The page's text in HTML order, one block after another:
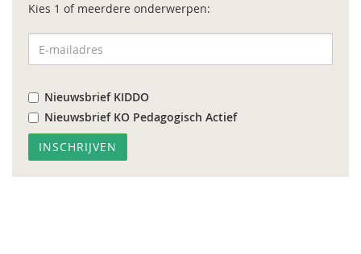
Kies 1 of meerdere onderwerpen:
Nieuwsbrief KIDDO
Nieuwsbrief KO Pedagogisch Actief